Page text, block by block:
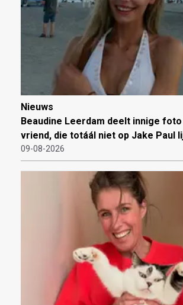
Nieuws
Beaudine Leerdam deelt innige
vriend, die totáál niet op Jake Paul
09-08-2026